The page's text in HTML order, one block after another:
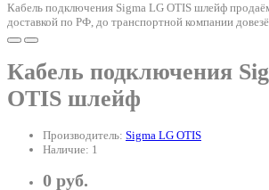
Кабель подключения Sigma LG OTIS шлейф
доставкой по РФ, до транспортной компании
Кабель подключения
OTIS шлейф
Производитель: Sigma LG OTIS
Наличие: 1
0 руб.